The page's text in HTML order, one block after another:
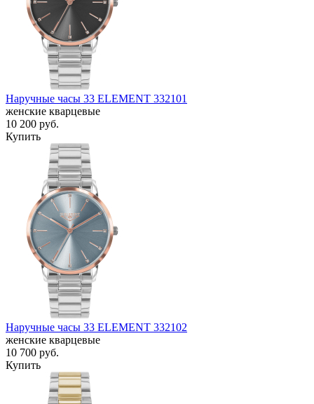
Наручные часы 33 ELEMENT 332101
женские кварцевые
10 200 руб.
Купить
Наручные часы 33 ELEMENT 332102
женские кварцевые
10 700 руб.
Купить